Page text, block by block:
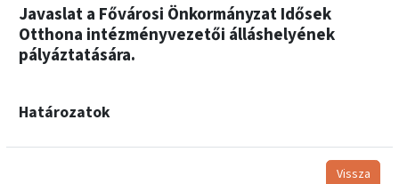
Javaslat a Fővárosi Önkormányzat Idősek
Otthona intézményvezetői álláshelyének
pályáztatására.
Határozatok
Vissza